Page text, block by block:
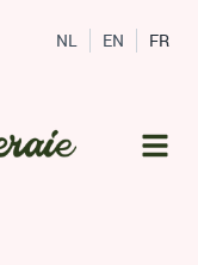
NL EN FR